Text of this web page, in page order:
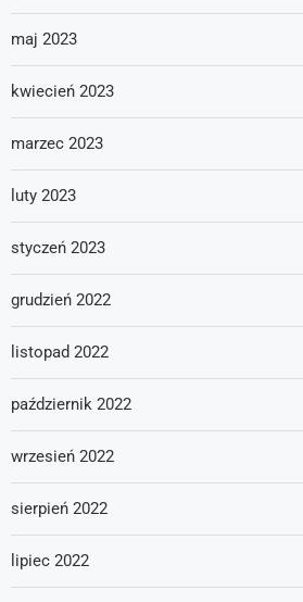
maj 2023
kwiecień 2023
marzec 2023
luty 2023
styczeń 2023
grudzień 2022
listopad 2022
październik 2022
wrzesień 2022
sierpień 2022
lipiec 2022